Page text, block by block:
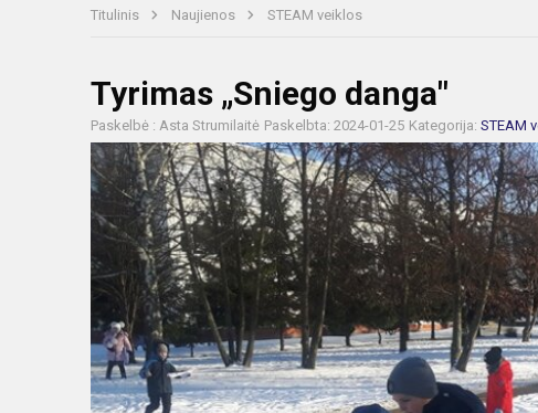
Titulinis Naujienos STEAM veiklos
Tyrimas „Sniego danga"
Paskelbė : Asta Strumilaitė Paskelbta: 2024-01-25 Kategorija: STEAM